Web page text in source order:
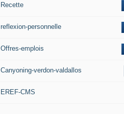
Recette
reflexion-personnelle
Offres-emplois
Canyoning-verdon-valdallos
EREF-CMS